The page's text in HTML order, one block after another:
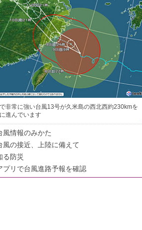
非常に強い台風13号が久米島の西北西約230kmを
進んでいます
風情報のみかた
風の接近、上陸に備えて
る防災
プリで台風進路予報を確認